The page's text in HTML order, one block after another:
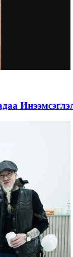
Инээмсэглэл